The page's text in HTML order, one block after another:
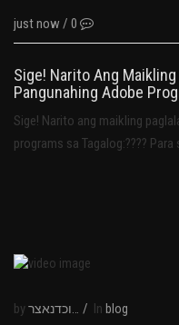
just now / 0
Sige! Narito Ang
Pangunahing Adobe
Sige! Narito ang maikling
programs sa Tagalog:???? Para
by / In blog